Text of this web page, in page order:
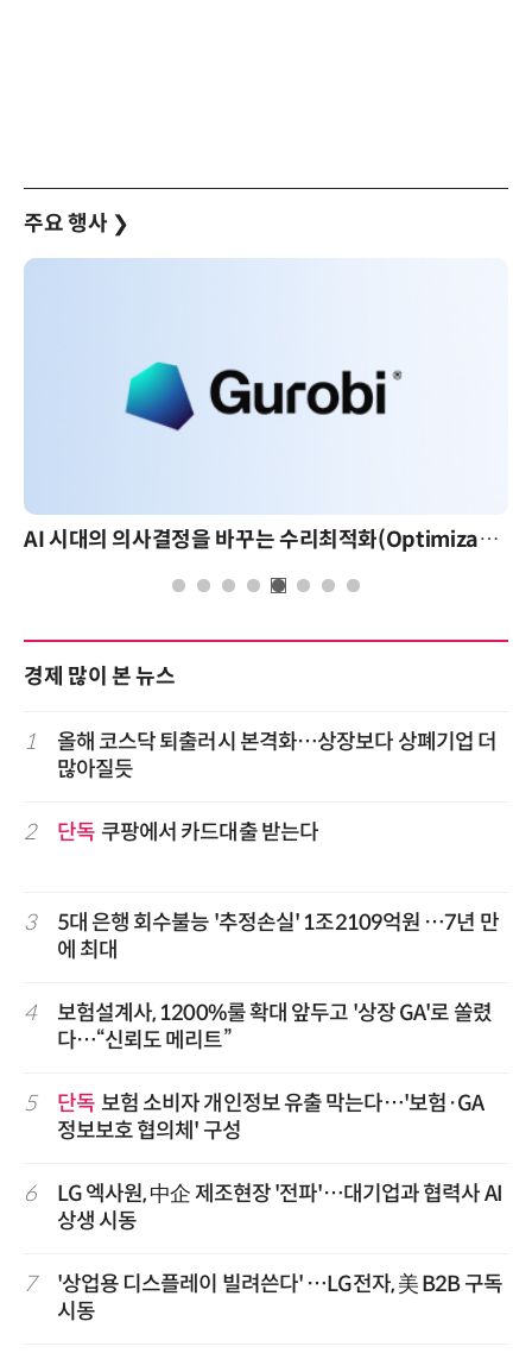
주요 행사 ❯
AI 시대의 의사결정을 바꾸는 수리최적화(Optimization): 실제 산업 적용 사례와 활용 전략
경제 많이 본 뉴스
1
올해 코스닥 퇴출러시 본격화…상장보다 상폐기업 더
많아질듯
2 단독 쿠팡에서 카드대출 받는다
3
5대 은행 회수불능 '추정손실' 1조2109억원 …7년 만
에 최대
4
보험설계사, 1200%룰 확대 앞두고 '상장 GA'로 쏠렸
다…“신뢰도 메리트”
5 단독 보험 소비자 개인정보 유출 막는다…'보험·GA
정보보호 협의체' 구성
6
LG 엑사원, 中企 제조현장 '전파'…대기업과 협력사 AI
상생 시동
7
'상업용 디스플레이 빌려쓴다' …LG전자, 美 B2B 구독
시동